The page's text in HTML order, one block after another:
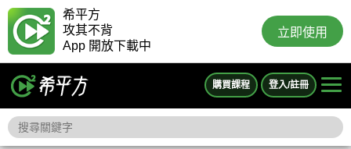
希平方
攻其不背
App 開放下載中
立即使用
購買課程 登入/註冊